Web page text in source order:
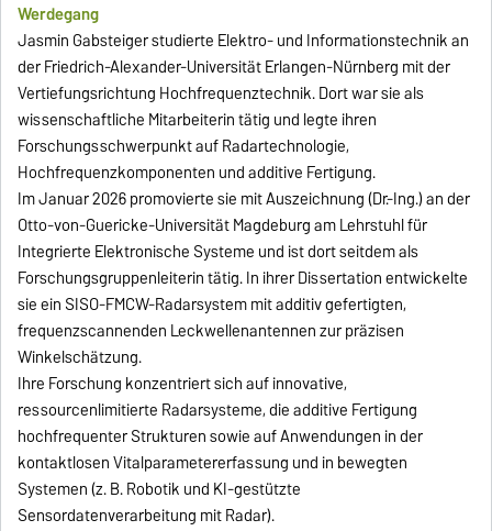
Werdegang
Jasmin Gabsteiger studierte Elektro- und Informationstechnik an
der Friedrich-Alexander-Universität Erlangen-Nürnberg mit der
Vertiefungsrichtung Hochfrequenztechnik. Dort war sie als
wissenschaftliche Mitarbeiterin tätig und legte ihren
Forschungsschwerpunkt auf Radartechnologie,
Hochfrequenzkomponenten und additive Fertigung.
Im Januar 2026 promovierte sie mit Auszeichnung (Dr.-Ing.) an der
Otto-von-Guericke-Universität Magdeburg am Lehrstuhl für
Integrierte Elektronische Systeme und ist dort seitdem als
Forschungsgruppenleiterin tätig. In ihrer Dissertation entwickelte
sie ein SISO-FMCW-Radarsystem mit additiv gefertigten,
frequenzscannenden Leckwellenantennen zur präzisen
Winkelschätzung.
Ihre Forschung konzentriert sich auf innovative,
ressourcenlimitierte Radarsysteme, die additive Fertigung
hochfrequenter Strukturen sowie auf Anwendungen in der
kontaktlosen Vitalparametererfassung und in bewegten
Systemen (z. B. Robotik und KI-gestützte
Sensordatenverarbeitung mit Radar).